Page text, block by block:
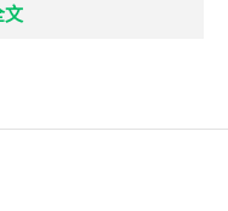
文